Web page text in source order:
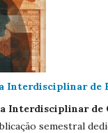
Interdisciplinar de
Interdisciplinar de
semestral